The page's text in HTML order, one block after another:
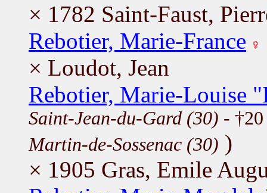
× 1782 Saint-Faust,
Rebotier, Marie-France
× Loudot, Jean
Rebotier, Marie-Louise
Saint-Jean-du-Gard (30) -
Martin-de-Sossenac (30) )
× 1905 Gras, Emile